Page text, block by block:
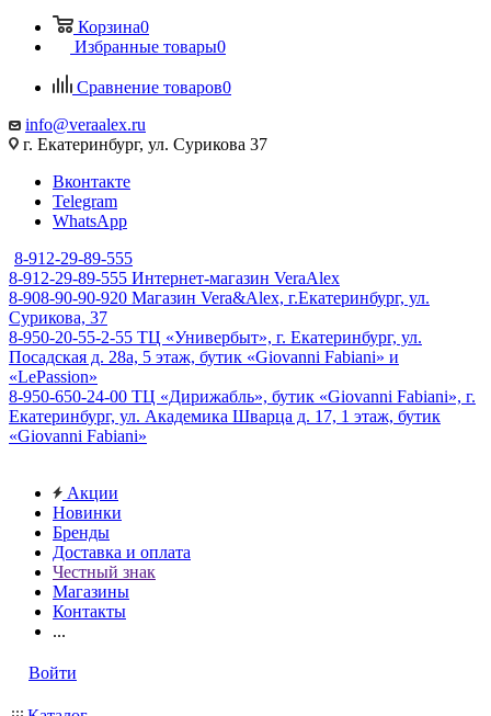
Корзина0
Избранные товары0
Сравнение товаров0
info@veraalex.ru
г. Екатеринбург, ул. Сурикова 37
Вконтакте
Telegram
WhatsApp
8-912-29-89-555
8-912-29-89-555 Интернет-магазин VeraAlex
8-908-90-90-920 Магазин Vera&Alex, г.Екатеринбург, ул.
Сурикова, 37
8-950-20-55-2-55 ТЦ «Универбыт», г. Екатеринбург, ул.
Посадская д. 28а, 5 этаж, бутик «Giovanni Fabiani» и
«LePassion»
8-950-650-24-00 ТЦ «Дирижабль», бутик «Giovanni Fabiani», г.
Екатеринбург, ул. Академика Шварца д. 17, 1 этаж, бутик
«Giovanni Fabiani»
Акции
Новинки
Бренды
Доставка и оплата
Честный знак
Магазины
Контакты
...
Войти